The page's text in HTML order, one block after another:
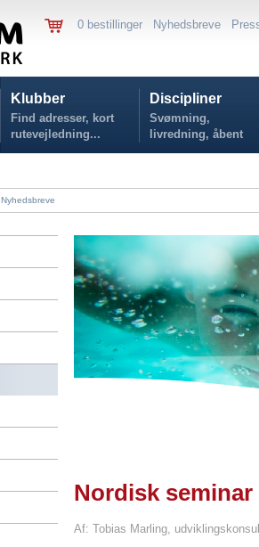
0 bestillinger Nyhedsbreve
Klubber
Find adresser, kort
rutevejledning...
Discipliner
Svømning,
livredning, åbent
vand...
Nyhedsbreve
Nordisk
Af: Tobias Marling,